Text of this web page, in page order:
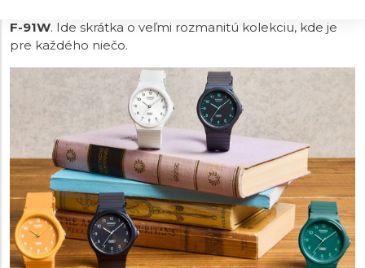
F-91W. Ide skrátka o veľmi rozmanitú kolekciu, kde je
pre každého niečo.